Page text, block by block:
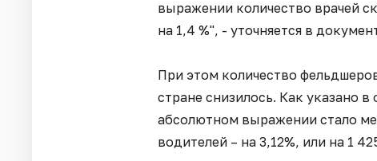
выражении количество врачей
на 1,4 %", - уточняется в
При этом количество
стране снизилось. Как указано
абсолютном выражении стало
водителей – на 3,12%, или на 1